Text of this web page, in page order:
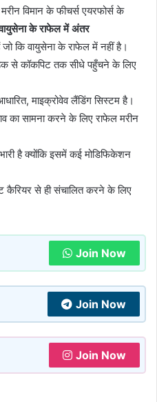
विमान के फीचर्स एयरफोर्स के
के राफेल में अंतर
कि वायुसेना के राफेल में नहीं है।
से कॉकपिट तक सीधे पहुँचने के लिए
माइक्रोवेव लैंडिंग सिस्टम है।
का सामना करने के लिए राफेल मरीन
है क्योंकि इसमें कई मोडिफिकेशन
कैरियर से ही संचालित करने के लिए
Join Now
Join Now
Join Now